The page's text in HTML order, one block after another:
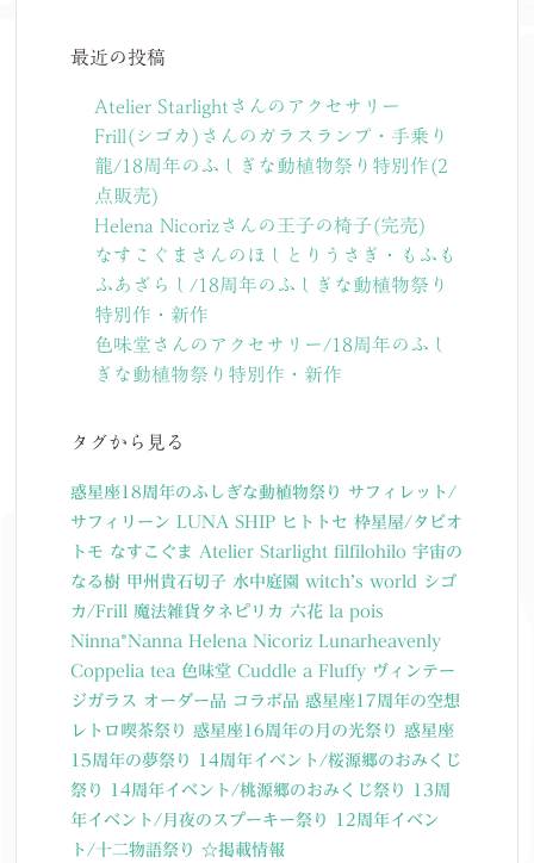
最近の投稿
Atelier Starlightさんのアクセサリー
Frill(シゴカ)さんのガラスランプ・手乗り
龍/18周年のふしぎな動植物祭り特別作(2
点販売)
Helena Nicorizさんの王子の椅子(完売)
なすこぐまさんのほしとりうさぎ・もふも
ふあざらし/18周年のふしぎな動植物祭り
特別作・新作
色味堂さんのアクセサリー/18周年のふし
ぎな動植物祭り特別作・新作
タグから見る
惑星座18周年のふしぎな動植物祭り
サフィレット/
サフィリーン LUNA SHIP ヒトトセ 枠星屋/タビオ
トモ なすこぐま Atelier Starlight filfilohilo 宇宙の
なる樹 甲州貴石切子 水中庭園 witch’s world
シゴ
カ/Frill 魔法雑貨タネピリカ 六花 la pois
Ninna*Nanna Helena Nicoriz Lunarheavenly
Coppelia tea 色味堂 Cuddle a Fluffy ヴィンテー
ジガラス オーダー品 コラボ品 惑星座17周年の空想
レトロ喫茶祭り
惑星座16周年の月の光祭り
惑星座
15周年の夢祭り
14周年イベント/桜源郷のおみくじ
祭り
14周年イベント/桃源郷のおみくじ祭り
13周
年イベント/月夜のスプーキー祭り
12周年イベン
ト/十二物語祭り
☆掲載情報